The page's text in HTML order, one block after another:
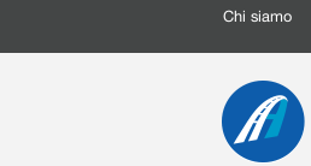
Chi siamo